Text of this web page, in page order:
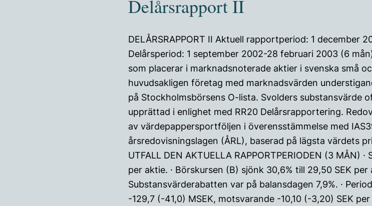
Delårsrapport II
DELÅRSRAPPORT II Aktuell rapportperiod: 1 december
Delårsperiod: 1 september 2002-28 februari 2003 (6
som placerar i marknadsnoterade aktier i svenska små
huvudsakligen företag med marknadsvärden
på Stockholmsbörsens O-lista. Svolders substansvärde
upprättad i enlighet med RR20 Delårsrapportering.
av värdepappersportföljen i överensstämmelse med
årsredovisningslagen (ÅRL), baserad på lägsta värdets
UTFALL DEN AKTUELLA RAPPORTPERIODEN (3 MÅN)
per aktie. · Börskursen (B) sjönk 30,6% till 29,50 SEK per
Substansvärderabatten var på balansdagen 7,9%. ·
-129,7 (-41,0) MSEK, motsvarande -10,10 (-3,20) SEK